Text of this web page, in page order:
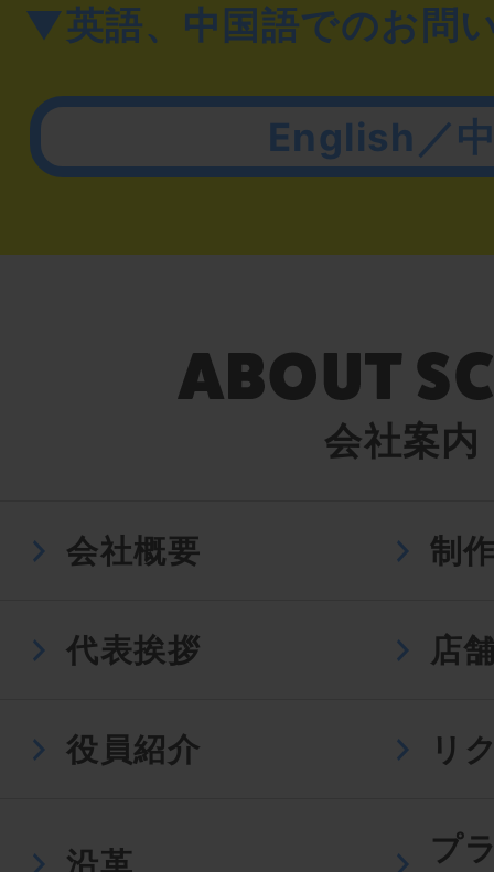
▼英語、中国語でのお問
English／
会社案内
会社概要 制
代表挨拶 店
役員紹介 リ
沿革
プ